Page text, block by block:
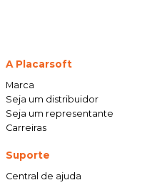
A Placarsoft
Marca
Seja um distribuidor
Seja um representante
Carreiras
Suporte
Central de ajuda